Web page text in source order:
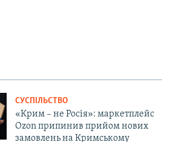
СУСПІЛЬСТВО
«Крим – не Росія»: маркетплейс
Ozon припинив прийом нових
замовлень на Кримському